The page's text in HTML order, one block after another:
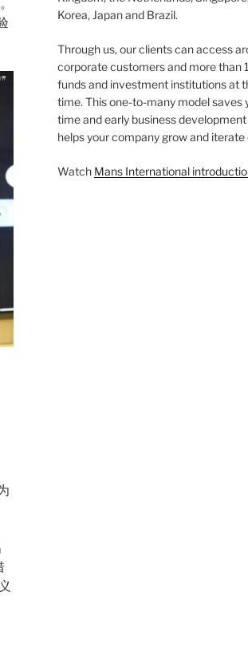
Korea, Japan and Brazil.
Through us, our clients can access
corporate customers and more than
funds and investment institutions at
time. This one-to-many model saves
time and early business
helps your company grow and iterate
Watch Mans International